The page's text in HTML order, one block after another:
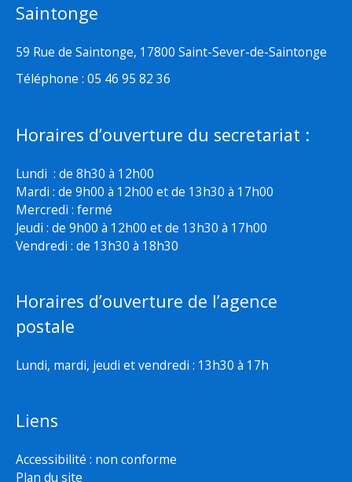
Saintonge
59 Rue de Saintonge, 17800 Saint-Sever-de-Saintonge
Téléphone : 05 46 95 82 36
Horaires d’ouverture du secretariat :
Lundi : de 8h30 à 12h00
Mardi : de 9h00 à 12h00 et de 13h30 à 17h00
Mercredi : fermé
Jeudi : de 9h00 à 12h00 et de 13h30 à 17h00
Vendredi : de 13h30 à 18h30
Horaires d’ouverture de l’agence
postale
Lundi, mardi, jeudi et vendredi : 13h30 à 17h
Liens
Accessibilité : non conforme
Plan du site